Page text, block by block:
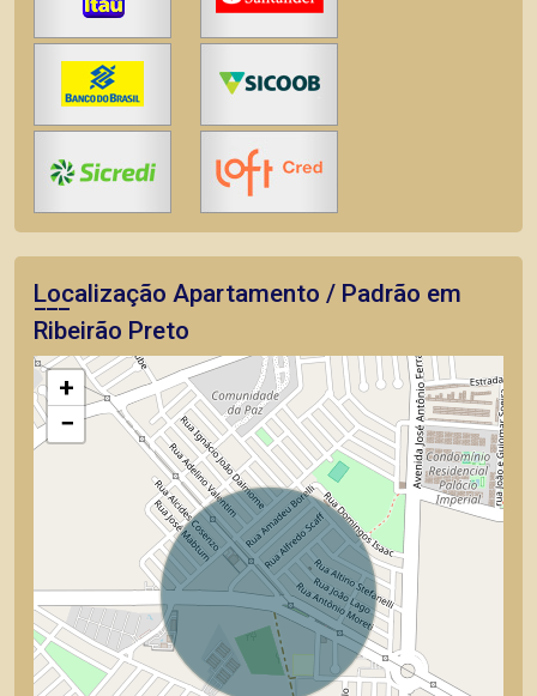
Localização Apartamento / Padrão em
Ribeirão Preto
+
−